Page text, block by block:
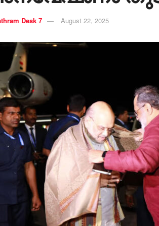
Desk 7 August 22, 2025